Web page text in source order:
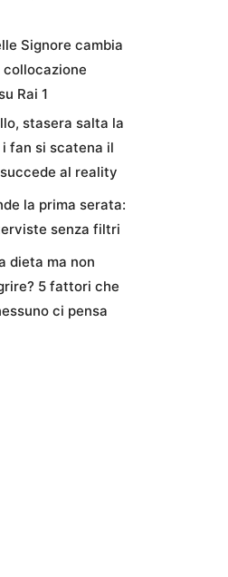
Signore cambia
Rai 1
stasera salta la
fan si scatena il
al reality
la prima serata:
senza filtri
dieta ma non
5 fattori che
ci pensa